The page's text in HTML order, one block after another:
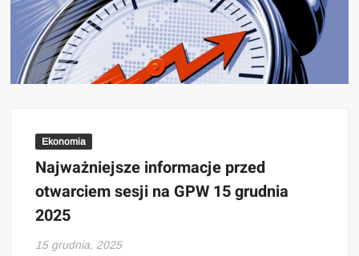
Ekonomia
Najważniejsze informacje przed
otwarciem sesji na GPW 15 grudnia
2025
15 grudnia, 2025